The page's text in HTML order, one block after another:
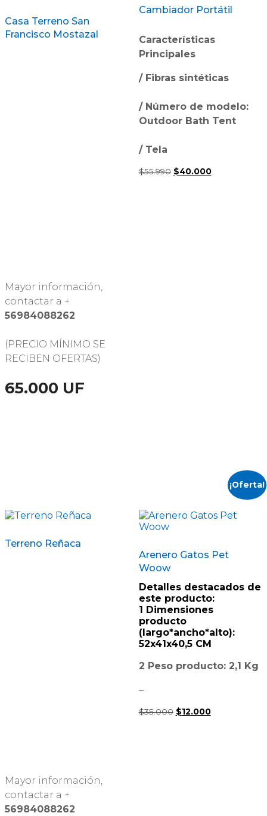
Casa Terreno San
Francisco Mostazal
Mayor información,
contactar a +
56984088262
(PRECIO MÍNIMO SE
RECIBEN OFERTAS)
65.000 UF
Cambiador Portátil
Características
Principales
/ Fibras sintéticas
/ Número de modelo:
Outdoor Bath Tent
/ Tela
$55.990 El
$40.000El
Terreno Reñaca
Mayor información,
contactar a +
56984088262
¡Oferta!
Arenero Gatos Pet
Woow
Detalles destacados de
este producto:
1 Dimensiones
producto
(largo*ancho*alto):
52x41x40,5 CM
2 Peso producto: 2,1 Kg
–
$35.000 El
$12.000El